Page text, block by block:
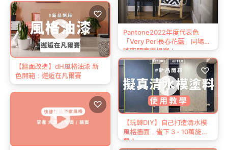
Pantone2022年度代表色
「Very Peri長春花藍」同場加
映空間應用提案！
【牆面改造】dH風格油漆 新
色開箱：邂逅在凡爾賽
♡
【玩轉DIY】自己打造清水模
風格牆面，省下 3 - 10萬施工
費！
♡
♡